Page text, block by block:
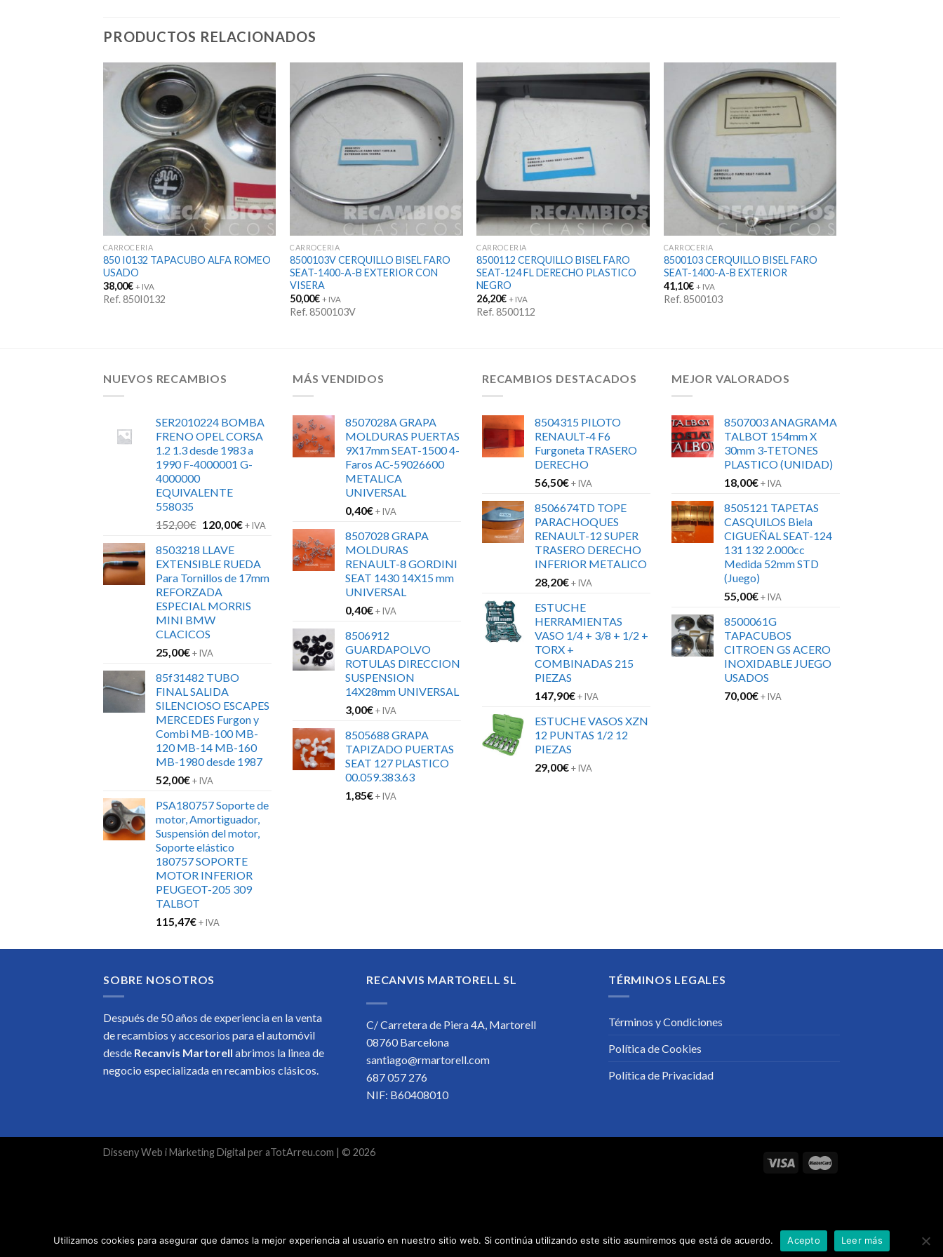
PRODUCTOS RELACIONADOS
CARROCERIA
850 I0132 TAPACUBO ALFA ROMEO
USADO
38,00€ + IVA
Ref. 850I0132
CARROCERIA
8500103V CERQUILLO BISEL FARO
SEAT-1400-A-B EXTERIOR CON
VISERA
50,00€ + IVA
Ref. 8500103V
CARROCERIA
8500112 CERQUILLO BISEL FARO
SEAT-124 FL DERECHO PLASTICO
NEGRO
26,20€ + IVA
Ref. 8500112
CARROCERIA
8500103 CERQUILLO BISEL FARO
SEAT-1400-A-B EXTERIOR
41,10€ + IVA
Ref. 8500103
NUEVOS RECAMBIOS
SER2010224 BOMBA
FRENO OPEL CORSA
1.2 1.3 desde 1983 a
1990 F-4000001 G-
4000000
EQUIVALENTE
558035
152,00€ El
original
era:
152,00€.
120,00€El
es:
120,00€.
+ IVA
8503218 LLAVE
EXTENSIBLE RUEDA
Para Tornillos de 17mm
REFORZADA
ESPECIAL MORRIS
MINI BMW
CLACICOS
25,00€+ IVA
85f31482 TUBO
FINAL SALIDA
SILENCIOSO ESCAPES
MERCEDES Furgon y
Combi MB-100 MB-
120 MB-14 MB-160
MB-1980 desde 1987
52,00€+ IVA
PSA180757 Soporte de
motor, Amortiguador,
Suspensión del motor,
Soporte elástico
180757 SOPORTE
MOTOR INFERIOR
PEUGEOT-205 309
TALBOT
115,47€+ IVA
MÁS VENDIDOS
8507028A GRAPA
MOLDURAS PUERTAS
9X17mm SEAT-1500 4-
Faros AC-59026600
METALICA
UNIVERSAL
0,40€+ IVA
8507028 GRAPA
MOLDURAS
RENAULT-8 GORDINI
SEAT 1430 14X15 mm
UNIVERSAL
0,40€+ IVA
8506912
GUARDAPOLVO
ROTULAS DIRECCION
SUSPENSION
14X28mm UNIVERSAL
3,00€+ IVA
8505688 GRAPA
TAPIZADO PUERTAS
SEAT 127 PLASTICO
00.059.383.63
1,85€+ IVA
RECAMBIOS DESTACADOS
8504315 PILOTO
RENAULT-4 F6
Furgoneta TRASERO
DERECHO
56,50€+ IVA
8506674TD TOPE
PARACHOQUES
RENAULT-12 SUPER
TRASERO DERECHO
INFERIOR METALICO
28,20€+ IVA
ESTUCHE
HERRAMIENTAS
VASO 1/4 + 3/8 + 1/2 +
TORX +
COMBINADAS 215
PIEZAS
147,90€+ IVA
ESTUCHE VASOS XZN
12 PUNTAS 1/2 12
PIEZAS
29,00€+ IVA
MEJOR VALORADOS
8507003 ANAGRAMA
TALBOT 154mm X
30mm 3-TETONES
PLASTICO (UNIDAD)
18,00€+ IVA
8505121 TAPETAS
CASQUILOS Biela
CIGUEÑAL SEAT-124
131 132 2.000cc
Medida 52mm STD
(Juego)
55,00€+ IVA
8500061G
TAPACUBOS
CITROEN GS ACERO
INOXIDABLE JUEGO
USADOS
70,00€+ IVA
SOBRE NOSOTROS
Después de 50 años de experiencia en la venta
de recambios y accesorios para el automóvil
desde Recanvis Martorell abrimos la linea de
negocio especializada en recambios clásicos.
RECANVIS MARTORELL SL
C/ Carretera de Piera 4A, Martorell
08760 Barcelona
santiago@rmartorell.com
687 057 276
NIF: B60408010
TÉRMINOS LEGALES
Términos y Condiciones
Política de Cookies
Política de Privacidad
Disseny Web iMàrketing Digital per aTotArreu.com | © 2026
Utilizamos cookies para asegurar que damos la mejor experiencia al usuario en nuestro sitio web. Si continúa utilizando este sitio asumiremos que está de acuerdo. Acepto Leer más